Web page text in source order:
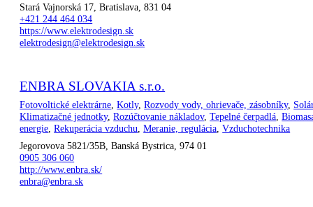
Stará Vajnorská 17, Bratislava, 831 04
+421 244 464 034
https://www.elektrodesign.sk
elektrodesign@elektrodesign.sk
ENBRA SLOVAKIA s.r.o.
Fotovoltické elektrárne,Kotly,Rozvody vody, ohrievače, zásobníky,
Klimatizačné jednotky,Rozúčtovanie nákladov,Tepelné čerpadlá,
energie,Rekuperácia vzduchu,Meranie, regulácia,Vzduchotechnika
Jegorovova 5821/35B, Banská Bystrica, 974 01
0905 306 060
http://www.enbra.sk/
enbra@enbra.sk